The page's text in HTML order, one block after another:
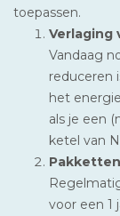
toepassen.
Verlaging
Vandaag
reduceren
het
als je een
ketel van
voor een 1